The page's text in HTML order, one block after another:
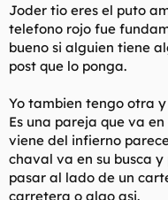
Joder tio eres el puto
telefono rojo fue
bueno si alguien tiene
post que lo ponga.
Yo tambien tengo otra
Es una pareja que va
viene del infierno
chaval va en su busca
pasar al lado de un
carretera o algo asi.